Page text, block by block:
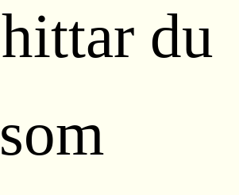
du